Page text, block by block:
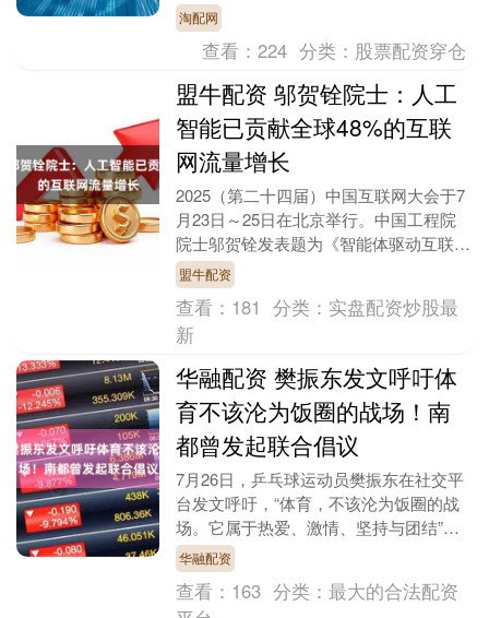
成果展”，并斩获大会最高荣誉 SAIL 奖
（....
淘配网
查看：224 分类： 股票配资穿仓
盟牛配资 邬贺铨院士：人工
智能已贡献全球48%的互联
网流量增长
2025（第二十四届）中国互联网大会于7
月23日～25日在北京举行。中国工程院
院士邬贺铨发表题为《智能体驱动互联网
焕新》的主旨演讲。他表示，根据数据统
计，202....
盟牛配资
查看： 181 分类： 实盘配资炒股最
新
华融配资 樊振东发文呼吁体
育不该沦为饭圈的战场！南
都曾发起联合倡议
7月26日，乒乓球运动员樊振东在社交平
台发文呼吁，“体育，不该沦为饭圈的战
场。它属于热爱、激情、坚持与团结”。
南都N视频此前推出体育“饭圈化”乱象系
列调查，并联....
华融配资
查看： 163 分类：最大的合法配资